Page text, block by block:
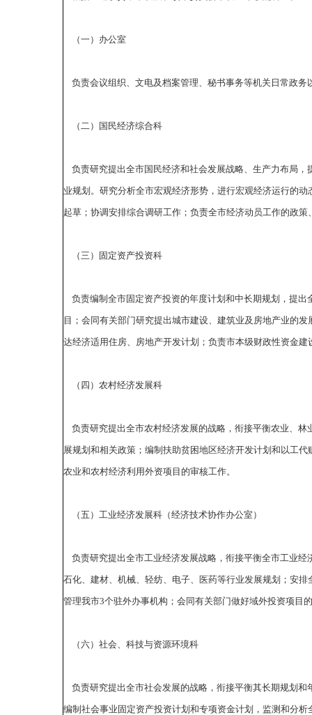
（一）办公室
负责会议组织、文电及档案管理、秘书事务等机关日常政
（二）国民经济综合科
负责研究提出全市国民经济和社会发展战略、生产力布局
业规划。研究分析全市宏观经济形势，进行宏观经济运行的
起草；协调安排综合调研工作；负责全市经济动员工作的政
（三）固定资产投资科
负责编制全市固定资产投资的年度计划和中长期规划，提
目；会同有关部门研究提出城市建设、建筑业及房地产业的
达经济适用住房、房地产开发计划；负责市本级财政性资金
（四）农村经济发展科
负责研究提出全市农村经济发展的战略，衔接平衡农业、
展规划和相关政策；编制扶助贫困地区经济开发计划和以工
农业和农村经济利用外资项目的审核工作。
（五）工业经济发展科（经济技术协作办公室）
负责研究提出全市工业经济发展战略，衔接平衡全市工业
石化、建材、机械、轻纺、电子、医药等行业发展规划；安
管理我市3个驻外办事机构；会同有关部门做好域外投资项目
（六）社会、科技与资源环境科
负责研究提出全市社会发展的战略，衔接平衡其长期规划
编制社会事业固定资产投资计划和专项资金计划，监测和分